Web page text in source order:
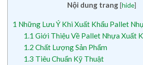
Nội dung trang[hide]
1 Những Lưu Ý Khi Xuất Khẩu Pallet
1.1 Giới Thiệu Về Pallet Nhựa Xuất
1.2 Chất Lượng Sản Phẩm
1.3 Tiêu Chuẩn Kỹ Thuật